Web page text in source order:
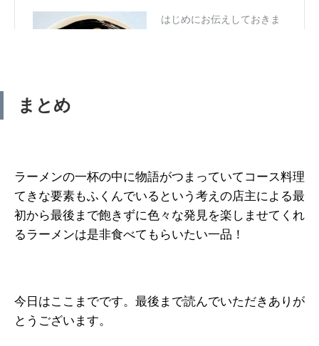
まとめ
ラーメンの一杯の中に物語がつまっていてコース料理
てきな要素もふくんでいるという考えの店主による最
初から最後まで飽きずに色々な発見を楽しませてくれ
るラーメンは是非食べてもらいたい一品！
今日はここまでです。最後まで読んでいただきありが
とうございます。